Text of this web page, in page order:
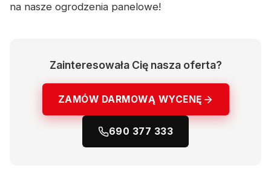
na nasze ogrodzenia panelowe!
Zainteresowała Cię nasza oferta?
ZAMÓW DARMOWĄ WYCENĘ
690 377 333